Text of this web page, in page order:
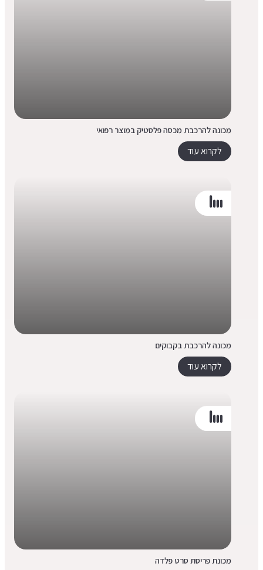
מכונה להרכבת מכסה פלסטיק במוצר רפואי
לקרוא עוד
מכונה להרכבת בקבוקים
לקרוא עוד
מכונת פריסת סרט פלדה